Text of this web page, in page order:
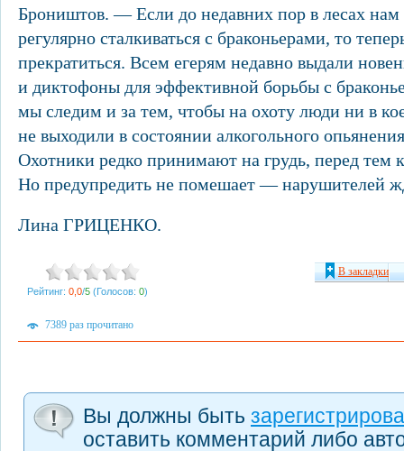
Броништов. — Если до недавних пор в лесах нам
регулярно сталкиваться с браконьерами, то
прекратиться. Всем егерям недавно выдали
и диктофоны для эффективной борьбы с
мы следим и за тем, чтобы на охоту люди ни в
не выходили в состоянии алкогольного
Охотники редко принимают на грудь, перед тем
Но предупредить не помешает — нарушителей
Лина ГРИЦЕНКО.
Рейтинг: 0,0/5 (Голосов: 0)
В закладки
7389 раз прочитано
Вы должны быть
оставить комментарий либо